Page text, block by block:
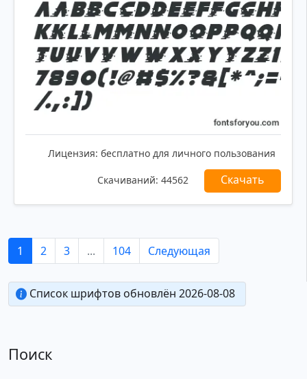
Лицензия: бесплатно для личного пользования
Скачиваний: 44562 Скачать
1 2 3 ... 104 Следующая
Список шрифтов обновлён 2026-08-08
Поиск